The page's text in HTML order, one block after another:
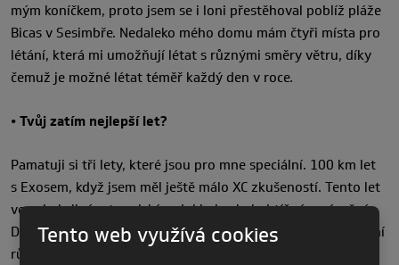
mým koníčkem, proto jsem se i loni přestěhoval poblíž pláže
Bicas v Sesimbře. Nedaleko mého domu mám čtyři místa pro
létání, která mi umožňují létat s různými směry větru, díky
čemuž je možné létat téměř každý den v roce.
• Tvůj zatím nejlepší let?
Pamatuji si tři lety, které jsou pro mne speciální. 100 km let
s Exosem, když jsem měl ještě málo XC zkušeností. Tento let
ve velmi silném termickém dni byl velmi obtížný a náročný.
Donutilo mě to věřit ve své schopnosti a věnovat se zvládání
různých situací, které se objevily. Spokojenost byla nakonec
Tento web využívá cookies